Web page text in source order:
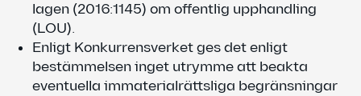
lagen (2016:1145) om offentlig upphandling
(LOU).
Enligt Konkurrensverket ges det enligt
bestämmelsen inget utrymme att beakta
eventuella immaterialrättsliga begränsningar